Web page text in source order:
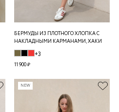
БЕРМУДЫ ИЗ ПЛОТНОГО ХЛОПКА С
НАКЛАДНЫМИ КАРМАНАМИ, ХАКИ
+3
11 900 ₽
NEW